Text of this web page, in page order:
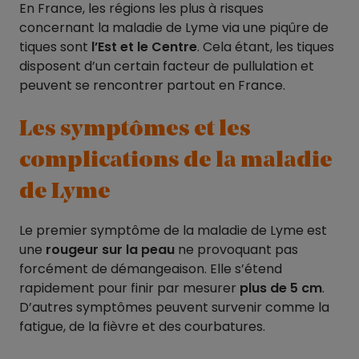
En France, les régions les plus à risques
concernant la maladie de Lyme via une piqûre de
tiques sont l’Est et le Centre. Cela étant, les tiques
disposent d’un certain facteur de pullulation et
peuvent se rencontrer partout en France.
Les symptômes et les
complications de la maladie
de Lyme
Le premier symptôme de la maladie de Lyme est
une rougeur sur la peau ne provoquant pas
forcément de démangeaison. Elle s’étend
rapidement pour finir par mesurer plus de 5 cm.
D’autres symptômes peuvent survenir comme la
fatigue, de la fièvre et des courbatures.